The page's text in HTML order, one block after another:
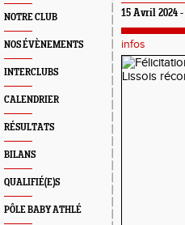
NOTRE CLUB
NOS ÉVÈNEMENTS
INTERCLUBS
CALENDRIER
RÉSULTATS
BILANS
QUALIFIÉ(E)S
PÔLE BABY ATHLÉ
15 Avril 2024 -
infos